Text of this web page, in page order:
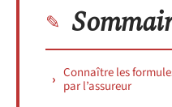
Connaître les
par l’assureur